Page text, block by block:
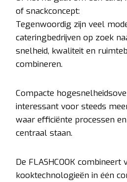
of snackconcept:
Tegenwoordig zijn veel
cateringbedrijven op zoek
snelheid, kwaliteit en
combineren.
Compacte
interessant voor steeds
waar efficiënte processen
centraal staan.
De FLASHCOOK combineert
kooktechnologieën in één